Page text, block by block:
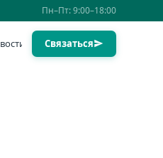
Пн–Пт: 9:00–18:00
Связаться